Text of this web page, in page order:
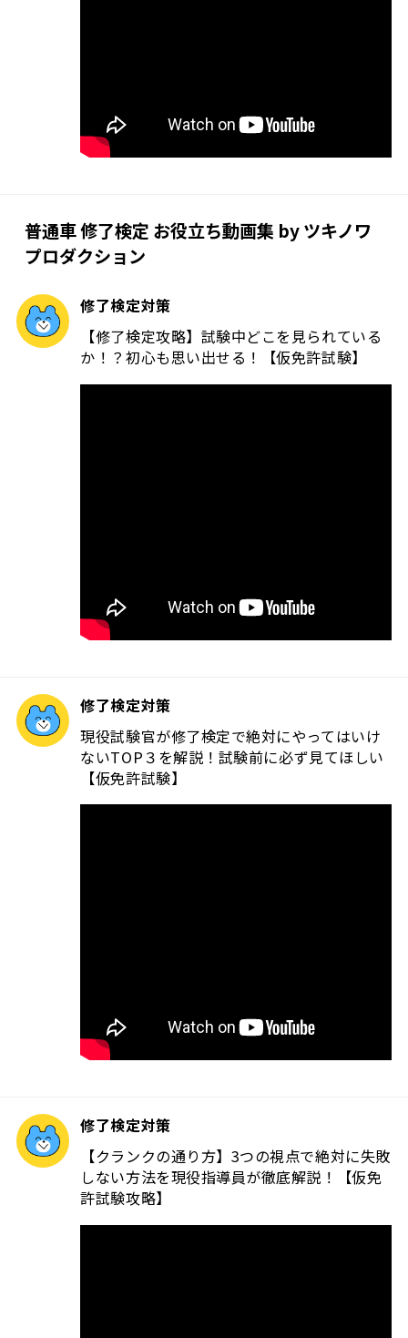
普通車 修了検定 お役立ち動画集 by ツキノワ
プロダクション
修了検定対策
【修了検定攻略】試験中どこを見られている
か！？初心も思い出せる！【仮免許試験】
修了検定対策
現役試験官が修了検定で絶対にやってはいけ
ないTOP３を解説！試験前に必ず見てほしい
【仮免許試験】
修了検定対策
【クランクの通り方】3つの視点で絶対に失敗
しない方法を現役指導員が徹底解説！【仮免
許試験攻略】